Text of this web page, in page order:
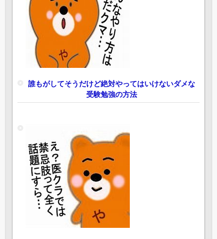
誰もがしてそうだけど絶対やってはいけないダメな
受験勉強の方法